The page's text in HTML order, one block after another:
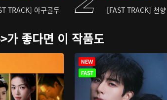
TRACK] 야구골두 [FAST TRACK] 천향
가 좋다면 이 작품도